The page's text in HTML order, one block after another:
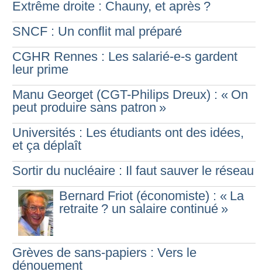
Extrême droite : Chauny, et après ?
SNCF : Un conflit mal préparé
CGHR Rennes : Les salarié-e-s gardent
leur prime
Manu Georget (CGT-Philips Dreux) : « On
peut produire sans patron »
Universités : Les étudiants ont des idées,
et ça déplaît
Sortir du nucléaire : Il faut sauver le réseau
Bernard Friot (économiste) : « La
retraite ? un salaire continué »
Grèves de sans-papiers : Vers le
dénouement